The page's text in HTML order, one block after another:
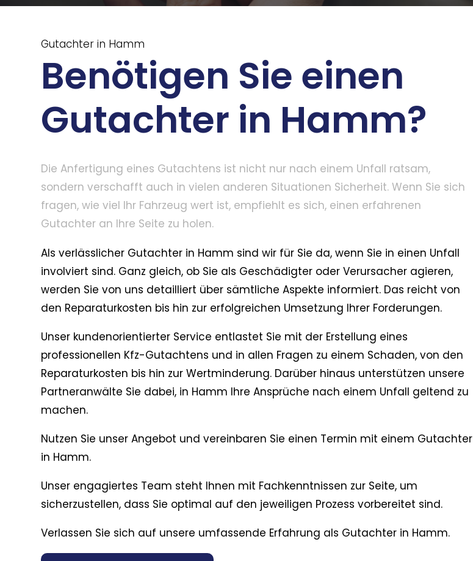
Gutachter in Hamm
Benötigen Sie einen
Gutachter in Hamm?
Die Anfertigung eines Gutachtens ist nicht nur nach einem Unfall ratsam,
sondern verschafft auch in vielen anderen Situationen Sicherheit. Wenn Sie sich
fragen, wie viel Ihr Fahrzeug wert ist, empfiehlt es sich, einen erfahrenen
Gutachter an Ihre Seite zu holen.
Als verlässlicher Gutachter in Hamm sind wir für Sie da, wenn Sie in einen Unfall
involviert sind. Ganz gleich, ob Sie als Geschädigter oder Verursacher agieren,
werden Sie von uns detailliert über sämtliche Aspekte informiert. Das reicht von
den Reparaturkosten bis hin zur erfolgreichen Umsetzung Ihrer Forderungen.
Unser kundenorientierter Service entlastet Sie mit der Erstellung eines
professionellen Kfz-Gutachtens und in allen Fragen zu einem Schaden, von den
Reparaturkosten bis hin zur Wertminderung. Darüber hinaus unterstützen unsere
Partneranwälte Sie dabei, in Hamm Ihre Ansprüche nach einem Unfall geltend zu
machen.
Nutzen Sie unser Angebot und vereinbaren Sie einen Termin mit einem Gutachter
in Hamm.
Unser engagiertes Team steht Ihnen mit Fachkenntnissen zur Seite, um
sicherzustellen, dass Sie optimal auf den jeweiligen Prozess vorbereitet sind.
Verlassen Sie sich auf unsere umfassende Erfahrung als Gutachter in Hamm.